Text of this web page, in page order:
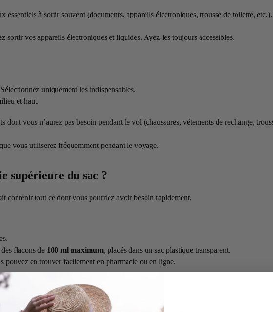
essentiels à sortir souvent (documents, appareils électroniques, trousse de toilette, etc.).
sortir vos appareils électroniques et liquides. Ayez-les toujours accessibles.
uniquement les indispensables.
et haut.
dont vous n’aurez pas besoin pendant le vol (chaussures, vêtements de rechange,
vous utiliserez fréquemment pendant le voyage.
supérieure du sac ?
contenir tout ce dont vous pourriez avoir besoin rapidement.
flacons de 100 ml maximum, placés dans un sac plastique transparent.
pouvez en trouver facilement en pharmacie ou en ligne.
d’origine.